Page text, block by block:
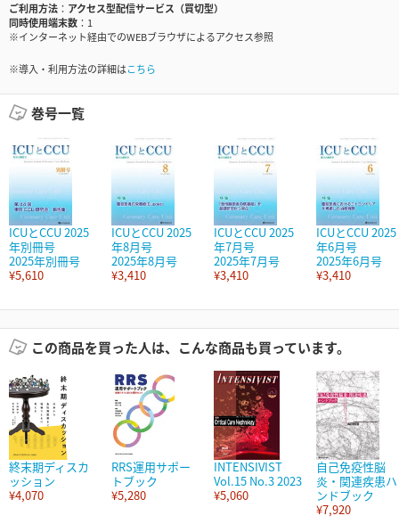
ご利用方法
アクセス型配信サービス（買切型）
同時使用端末数
1
※インターネット経由でのWEBブラウザによるアクセス参照
※導入・利用方法の詳細はこちら
巻号一覧
ICUとCCU 2025
年別冊号
2025年別冊号
¥5,610
ICUとCCU 2025
年8月号
2025年8月号
¥3,410
ICUとCCU 2025
年7月号
2025年7月号
¥3,410
ICUとCCU 2025
年6月号
2025年6月号
¥3,410
この商品を買った人は、こんな商品も買っています。
終末期ディスカ
ッション
¥4,070
RRS運用サポー
トブック
¥5,280
INTENSIVIST
Vol.15 No.3 2023
¥5,060
自己免疫性脳
炎・関連疾患ハ
ンドブック
¥7,920